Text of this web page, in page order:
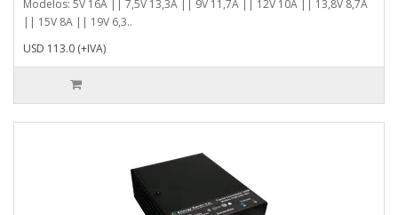
Modelos: 5V 16A || 7,5V 13,3A || 9V 11,7A || 12V 10A || 13,8V 8,7A
|| 15V 8A || 19V 6,3..
USD 113.0 (+IVA)